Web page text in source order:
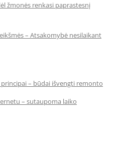
žmonės renkasi paprastesnį
– Atsakomybė nesilaikant
– būdai išvengti remonto
– sutaupoma laiko